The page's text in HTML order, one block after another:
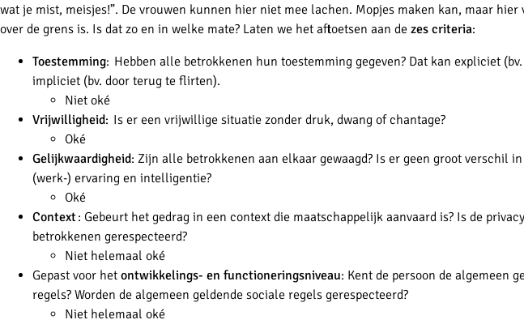
wat je mist, meisjes!”. De vrouwen kunnen hier niet mee lachen. Mopjes maken kan, maar hier
over de grens is. Is dat zo en in welke mate? Laten we het aftoetsen aan de zes criteria:
Toestemming: Hebben alle betrokkenen hun toestemming gegeven? Dat kan expliciet
impliciet (bv. door terug te flirten).
Niet oké
Vrijwilligheid: Is er een vrijwillige situatie zonder druk, dwang of chantage?
Oké
Gelijkwaardigheid: Zijn alle betrokkenen aan elkaar gewaagd? Is er geen groot verschil
(werk-) ervaring en intelligentie?
Oké
Context: Gebeurt het gedrag in een context die maatschappelijk aanvaard is? Is de
betrokkenen gerespecteerd?
Niet helemaal oké
Gepast voor het ontwikkelings- en functioneringsniveau: Kent de persoon de algemeen
regels? Worden de algemeen geldende sociale regels gerespecteerd?
Niet helemaal oké